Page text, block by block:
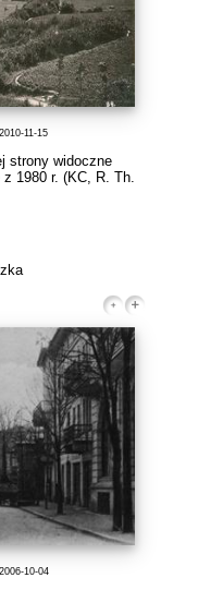
11-15
strony widoczne
1980 r. (KC, R. Th.
10-04